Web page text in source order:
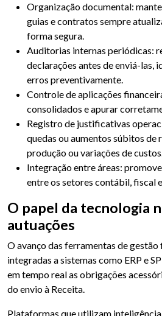
Organização documental:
guias e contratos sempre
forma segura.
Auditorias internas periódicas:
declarações antes de enviá-
erros preventivamente.
Controle de aplicações
consolidados e apurar
Registro de justificativas
quedas ou aumentos súbitos de
produção ou variações de
Integração entre áreas:
entre os setores contábil, fiscal
O papel da tecnologia
autuações
O avanço das ferramentas de
integradas a sistemas como ERP e
em tempo real as obrigações
do envio à Receita.
Plataformas que utilizam